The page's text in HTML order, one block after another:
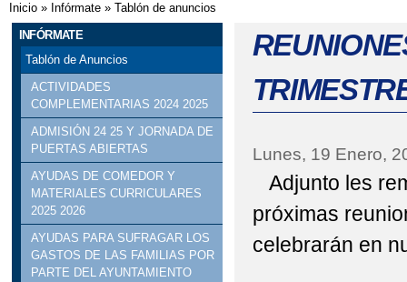
Se encuentra usted aquí
Inicio » Infórmate » Tablón de anuncios
INFÓRMATE
Tablón de Anuncios
ACTIVIDADES
COMPLEMENTARIAS 2024 2025
ADMISIÓN 24 25 Y JORNADA DE
PUERTAS ABIERTAS
AYUDAS DE COMEDOR Y
MATERIALES CURRICULARES
2025 2026
AYUDAS PARA SUFRAGAR LOS
GASTOS DE LAS FAMILIAS POR
PARTE DEL AYUNTAMIENTO
Lunes, 19 Enero,
Adjunto les
próximas
celebrarán en